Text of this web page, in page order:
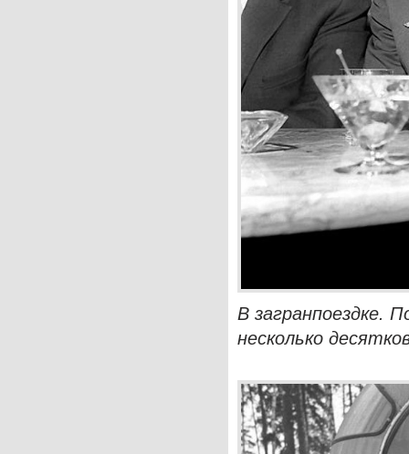
В загранпоездке.
несколько